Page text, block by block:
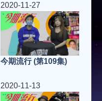
2020-11-27
今期流行 (第109集)
2020-11-13